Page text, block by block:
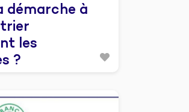
démarche à
les
?